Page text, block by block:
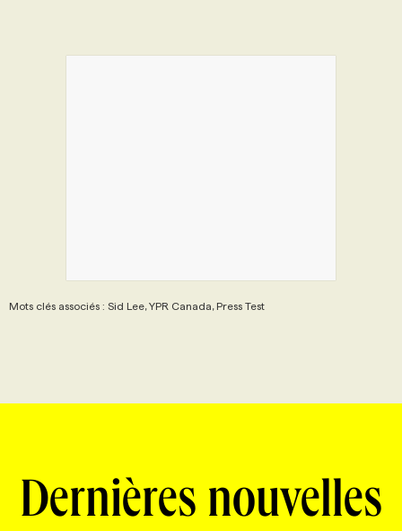
Mots clés associés : Sid Lee, YPR Canada, Press Test
Dernières nouvelles